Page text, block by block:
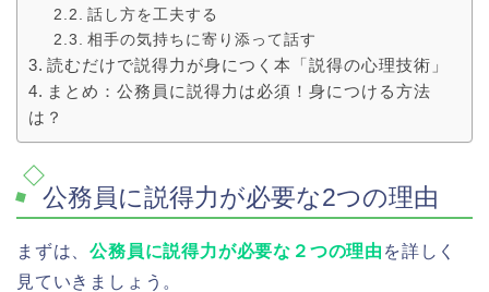
話し方を工夫する
相手の気持ちに寄り添って話す
読むだけで説得力が身につく本「説得の心理技術」
まとめ：公務員に説得力は必須！身につける方法
は？
公務員に説得力が必要な2つの理由
まずは、公務員に説得力が必要な２つの理由 を詳しく
見ていきましょう。